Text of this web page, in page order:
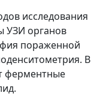
исследования
УЗИ органов
пораженной
В
ферментные